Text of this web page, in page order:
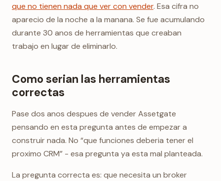
que no tienen nada que ver con vender. Esa cifra no
aparecio de la noche a la manana. Se fue acumulando
durante 30 anos de herramientas que creaban
trabajo en lugar de eliminarlo.
Como serian las herramientas
correctas
Pase dos anos despues de vender Assetgate
pensando en esta pregunta antes de empezar a
construir nada. No “que funciones deberia tener el
proximo CRM” - esa pregunta ya esta mal planteada.
La pregunta correcta es: que necesita un broker